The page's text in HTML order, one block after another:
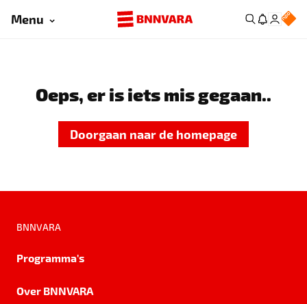
Menu
Oeps, er is iets mis gegaan..
Doorgaan naar de homepage
BNNVARA
Programma's
Over BNNVARA